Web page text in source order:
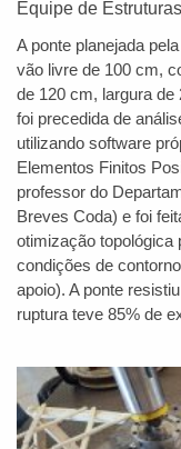
Equipe de
A ponte planejada
vão livre de 100 cm,
de 120 cm, largura
foi precedida de
utilizando software
Elementos Finitos
professor do
Breves Coda) e foi
otimização topológica
condições de
apoio). A ponte
ruptura teve 85% de